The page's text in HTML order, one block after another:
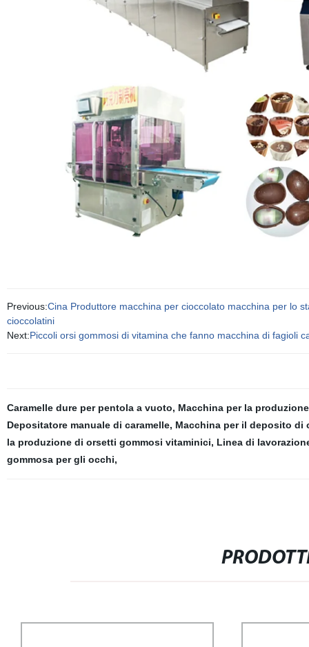
Previous:Cina Produttore macchina per cioccolato macchina per lo
cioccolatini
Next:Piccoli orsi gommosi di vitamina che fanno macchina di fagioli
Caramelle dure per pentola a vuoto, Macchina per la
Depositatore manuale di caramelle, Macchina per il deposito di
la produzione di orsetti gommosi vitaminici, Linea di
gommosa per gli occhi,